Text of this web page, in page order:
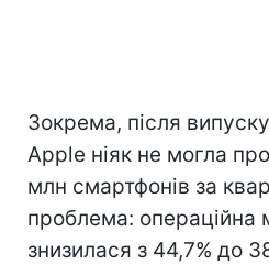
Зокрема, після
Apple ніяк не могла
млн смартфонів за
проблема: операційна
знизилася з 44,7% до